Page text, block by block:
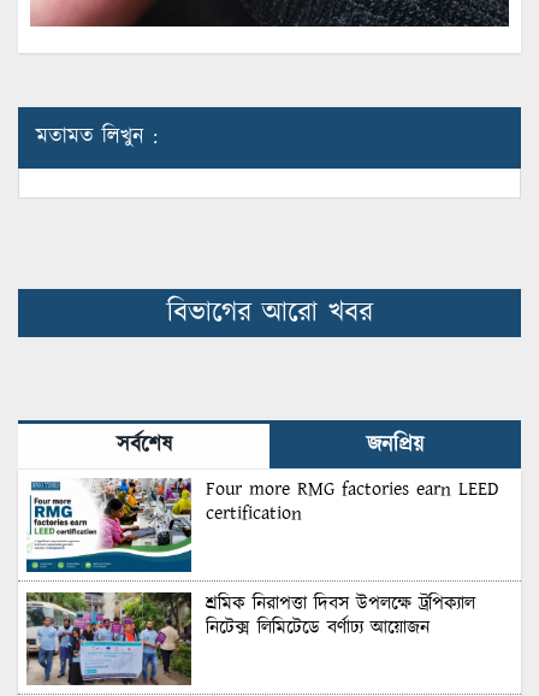
মতামত লিখুন :
বিভাগের আরো খবর
সর্বশেষ জনপ্রিয়
Four more RMG factories earn LEED
certification
শ্রমিক নিরাপত্তা দিবস উপলক্ষে ট্রপিক্যাল
নিটেক্স লিমিটেডে বর্ণাঢ্য আয়োজন